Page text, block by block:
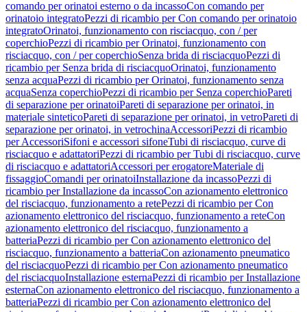
comando per orinatoi esterno o da incassoCon comando per
orinatoio integratoPezzi di ricambio per Con comando per orinatoio
integratoOrinatoi, funzionamento con risciacquo, con / per
coperchioPezzi di ricambio per Orinatoi, funzionamento con
risciacquo, con / per coperchioSenza brida di risciacquoPezzi di
ricambio per Senza brida di risciacquoOrinatoi, funzionamento
senza acquaPezzi di ricambio per Orinatoi, funzionamento senza
acquaSenza coperchioPezzi di ricambio per Senza coperchioPareti
di separazione per orinatoiPareti di separazione per orinatoi, in
materiale sinteticoPareti di separazione per orinatoi, in vetroPareti di
separazione per orinatoi, in vetrochinaAccessoriPezzi di ricambio
per AccessoriSifoni e accessori sifoneTubi di risciacquo, curve di
risciacquo e adattatoriPezzi di ricambio per Tubi di risciacquo, curve
di risciacquo e adattatoriAccessori per erogatoreMateriale di
fissaggioComandi per orinatoiInstallazione da incassoPezzi di
ricambio per Installazione da incassoCon azionamento elettronico
del risciacquo, funzionamento a retePezzi di ricambio per Con
azionamento elettronico del risciacquo, funzionamento a reteCon
azionamento elettronico del risciacquo, funzionamento a
batteriaPezzi di ricambio per Con azionamento elettronico del
risciacquo, funzionamento a batteriaCon azionamento pneumatico
del risciacquoPezzi di ricambio per Con azionamento pneumatico
del risciacquoInstallazione esternaPezzi di ricambio per Installazione
esternaCon azionamento elettronico del risciacquo, funzionamento a
batteriaPezzi di ricambio per Con azionamento elettronico del